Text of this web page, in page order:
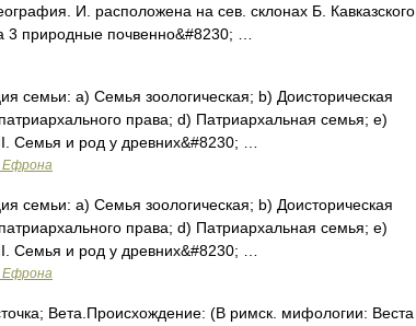
И. расположена на сев. склонах Б. Кавказского
3 природные почвенно&#8230; …
a) Семья зоологическая; b) Доисторическая
права; d) Патриархальная семья; e)
Семья и род у древних&#8230; …
Ефрона
a) Семья зоологическая; b) Доисторическая
права; d) Патриархальная семья; e)
Семья и род у древних&#8230; …
Ефрона
Вета.Происхождение: (В римск. мифологии: Веста